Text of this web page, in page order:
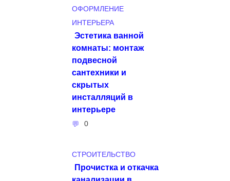
ОФОРМЛЕНИЕ
ИНТЕРЬЕРА
Эстетика ванной
комнаты: монтаж
подвесной
сантехники и
скрытых
инсталляций в
интерьере
0
СТРОИТЕЛЬСТВО
Прочистка и откачка